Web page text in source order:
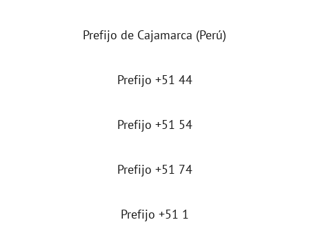
Prefijo de Cajamarca (Perú)
Prefijo +51 44
Prefijo +51 54
Prefijo +51 74
Prefijo +51 1